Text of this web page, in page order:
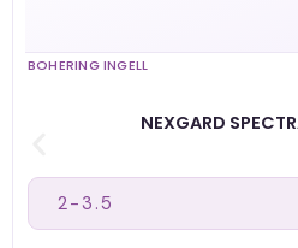
BOHERING INGELL
NEXGARD